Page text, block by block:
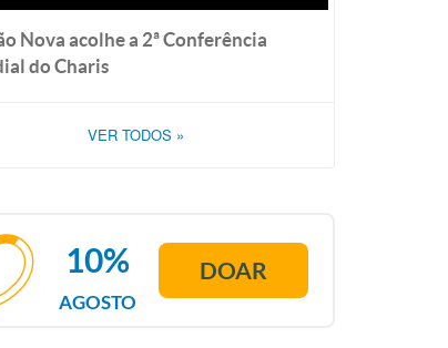
Nova acolhe a 2ª Conferência
do Charis
VER TODOS »
AGOSTO
10% DOAR